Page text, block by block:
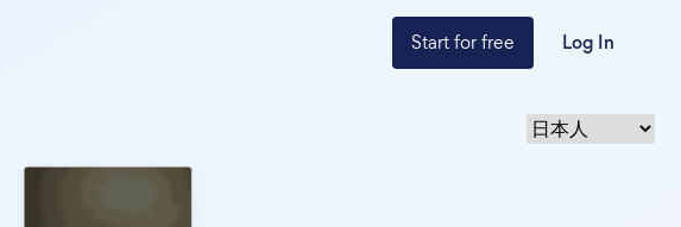
Start for free Log In